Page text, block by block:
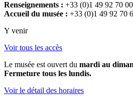
Renseignements : +33 (0)1 49 92 70 00
Accueil du musée : +33 (0)1 49 92 70
Y venir
Voir tous les accès
Le musée est ouvert du mardi au
Fermeture tous les lundis.
Voir le détail des horaires